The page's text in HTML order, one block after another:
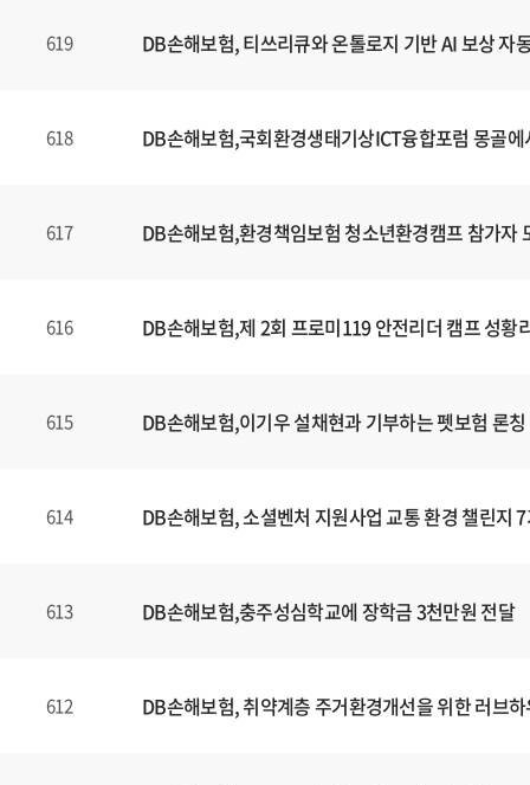
619 DB손해보험, 티쓰리큐와 온톨로지 기반 AI 보상 자
618 DB손해보험,국회환경생태기상ICT융합포럼 몽골에
617 DB손해보험,환경책임보험 청소년환경캠프 참가자
616 DB손해보험,제 2회 프로미119 안전리더 캠프 성황
615 DB손해보험,이기우 설채현과 기부하는 펫보험 론칭
614 DB손해보험, 소셜벤처 지원사업 교통 환경 챌린지
613 DB손해보험,충주성심학교에 장학금 3천만원 전달
612 DB손해보험, 취약계층 주거환경개선을 위한 러브